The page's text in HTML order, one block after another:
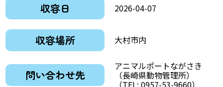
収容日 2026-04-07
収容場所 大村市内
問い合わせ先
アニマルポートながさき
（長崎県動物管理所）
（TEL: 0957-53-9660）